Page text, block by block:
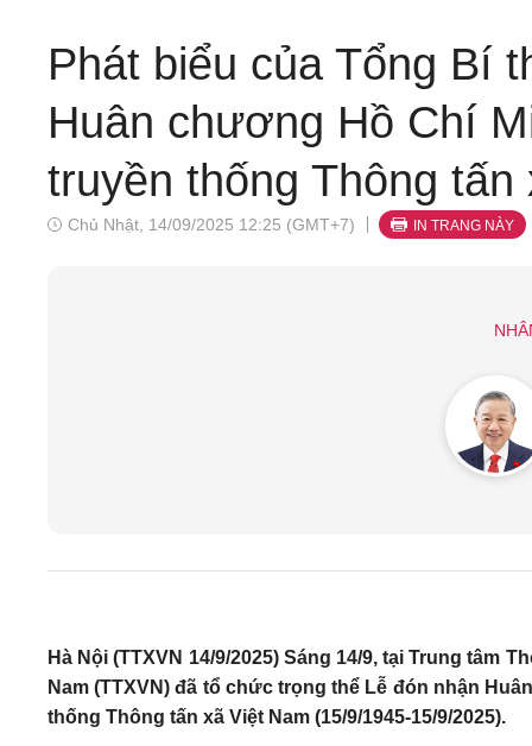
Phát biểu của Tổng Bí
Huân chương Hồ Chí
truyền thống Thông tấn
Chủ Nhật, 14/09/2025 12:25 (GMT+7) IN TRANG NÀY
Hà Nội (TTXVN 14/9/2025) Sáng 14/9, tại Trung tâm
Nam (TTXVN) đã tổ chức trọng thể Lễ đón nhận
thống Thông tấn xã Việt Nam (15/9/1945-15/9/2025).